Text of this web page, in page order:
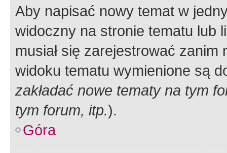
Aby napisać nowy temat w
widoczny na stronie tematu lub
musiał się zarejestrować
widoku tematu wymienione są
zakładać nowe tematy na tym
tym forum, itp.).
Góra